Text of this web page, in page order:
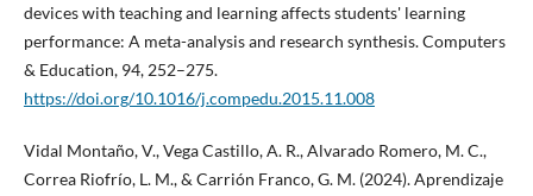
devices with teaching and learning affects students' learning
performance: A meta-analysis and research synthesis. Computers
& Education, 94, 252–275.
https://doi.org/10.1016/j.compedu.2015.11.008
Vidal Montaño, V., Vega Castillo, A. R., Alvarado Romero, M. C.,
Correa Riofrío, L. M., & Carrión Franco, G. M. (2024). Aprendizaje